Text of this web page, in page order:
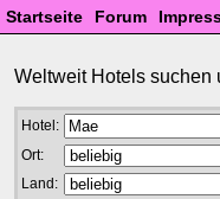
Startseite Forum
Weltweit Hotels suchen
Hotel:
Ort:
Land: